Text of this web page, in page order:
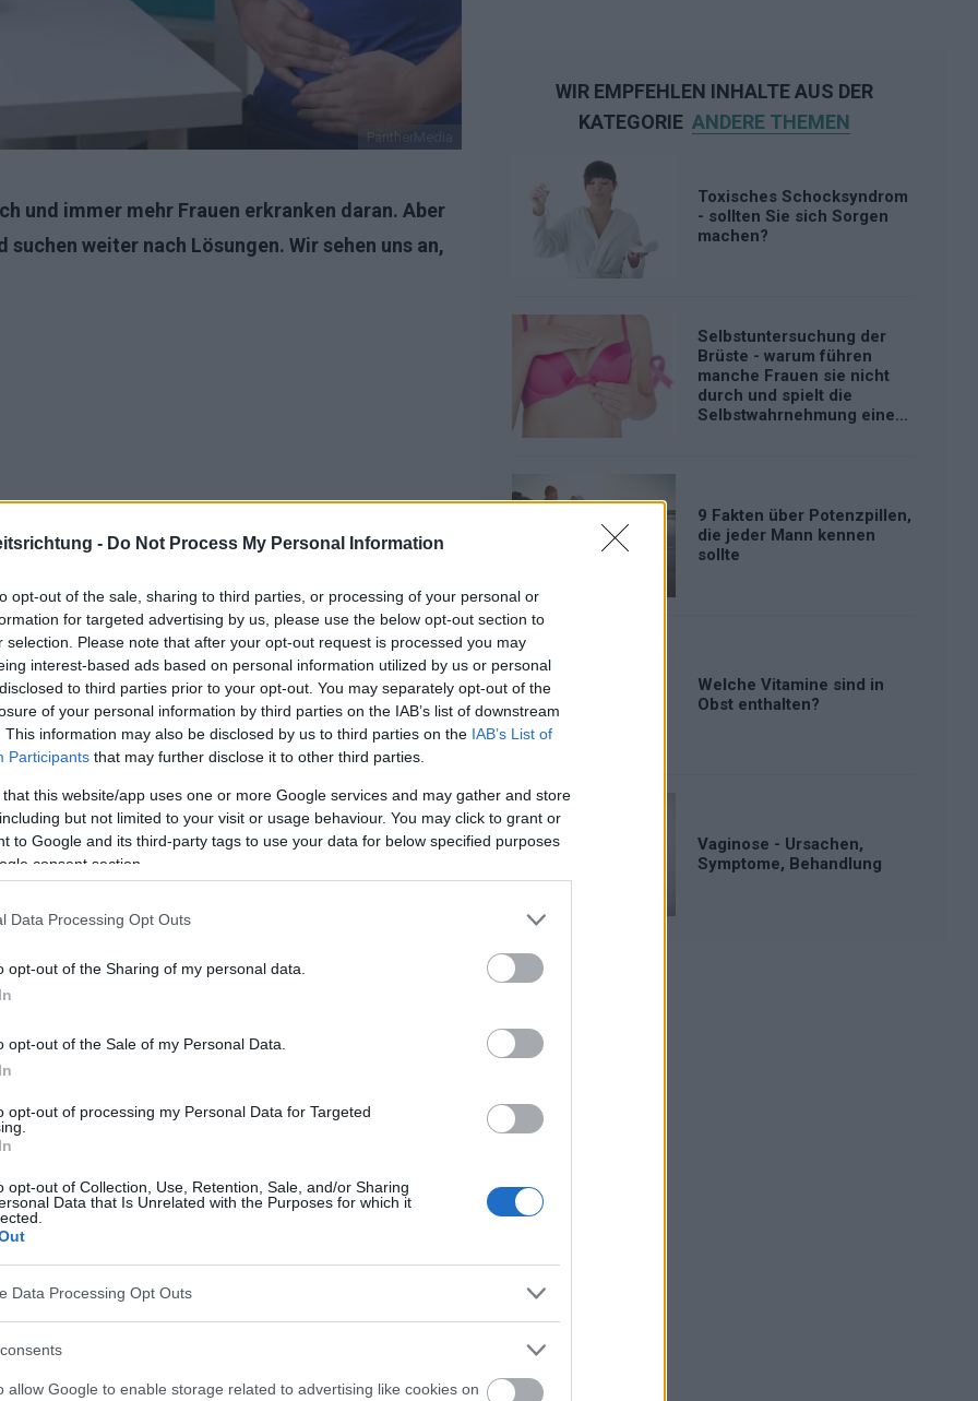
- Do Not Process My Personal Information
opt-out of the sale, sharing to third parties, or processing of your personal or
for targeted advertising by us, please use the below opt-out section to
selection. Please note that after your opt-out request is processed you may
interest-based ads based on personal information utilized by us or personal
to third parties prior to your opt-out. You may separately opt-out of the
of your personal information by third parties on the IAB’s list of downstream
This information may also be disclosed by us to third parties on the IAB’s List of
Participants that may further disclose it to other third parties.
that this website/app uses one or more Google services and may gather and store
but not limited to your visit or usage behaviour. You may click to grant or
to Google and its third-party tags to use your data for below specified purposes
consent section.
Data Processing Opt Outs
opt-out of the Sharing of my personal data.
opt-out of the Sale of my Personal Data.
opt-out of processing my Personal Data for Targeted
opt-out of Collection, Use, Retention, Sale, and/or Sharing
Data that Is Unrelated with the Purposes for which it
Data Processing Opt Outs
allow Google to enable storage related to advertising like cookies on
PantherMedia
und immer mehr Frauen erkranken daran. Aber
weiter nach Lösungen. Wir sehen uns an,
für Gebärmutterhalskrebs - Phase-II-
gegen Gebärmutterhalskrebs
Diagnostik als Hoffnung für die Behandlung
ist die häufigste gynäkologische
aber 25 % der Fälle werden auch bei Frauen vor
einem niedrigen Stadium entdeckt und hat eine
in den letzten Jahren war die Sterblichkeitsrate an
europäischen Ländern. Nach Ansicht von
therapeutische Behandlungund eine
Frauen an Endometriumkrebs.
WIR EMPFEHLEN INHALTE AUS DER
KATEGORIE ANDERE THEMEN
Toxisches Schocksyndrom
- sollten Sie sich Sorgen
machen?
Selbstuntersuchung der
Brüste - warum führen
manche Frauen sie nicht
durch und spielt die
Selbstwahrnehmung eine
9 Fakten über Potenzpillen,
die jeder Mann kennen
sollte
Welche Vitamine sind in
Obst enthalten?
Vaginose - Ursachen,
Symptome, Behandlung